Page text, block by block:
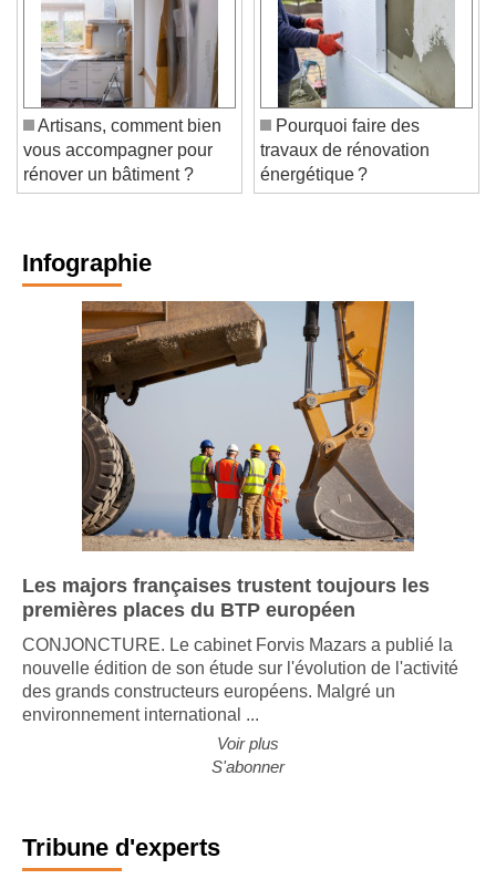
Artisans, comment bien
vous accompagner pour
rénover un bâtiment ?
Pourquoi faire des
travaux de rénovation
énergétique ?
Infographie
Les majors françaises trustent toujours les
premières places du BTP européen
CONJONCTURE. Le cabinet Forvis Mazars a publié la
nouvelle édition de son étude sur l'évolution de l'activité
des grands constructeurs européens. Malgré un
Voir plus
Tribune d'experts